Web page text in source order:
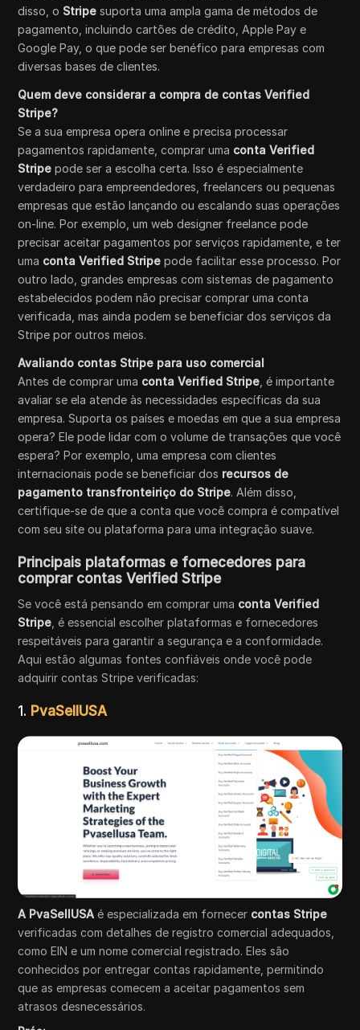
disso, o Stripe suporta uma ampla gama de métodos de
pagamento, incluindo cartões de crédito, Apple Pay e
Google Pay, o que pode ser benéfico para empresas com
diversas bases de clientes.
Quem deve considerar a compra de contas Verified
Stripe?
Se a sua empresa opera online e precisa processar
pagamentos rapidamente, comprar uma conta Verified
Stripe pode ser a escolha certa. Isso é especialmente
verdadeiro para empreendedores, freelancers ou pequenas
empresas que estão lançando ou escalando suas operações
on-line. Por exemplo, um web designer freelance pode
precisar aceitar pagamentos por serviços rapidamente, e ter
uma conta Verified Stripe pode facilitar esse processo. Por
outro lado, grandes empresas com sistemas de pagamento
estabelecidos podem não precisar comprar uma conta
verificada, mas ainda podem se beneficiar dos serviços da
Stripe por outros meios.
Avaliando contas Stripe para uso comercial
Antes de comprar uma conta Verified Stripe , é importante
avaliar se ela atende às necessidades específicas da sua
empresa. Suporta os países e moedas em que a sua empresa
opera? Ele pode lidar com o volume de transações que você
espera? Por exemplo, uma empresa com clientes
internacionais pode se beneficiar dos recursos de
pagamento transfronteiriço do Stripe. Além disso,
certifique-se de que a conta que você compra é compatível
com seu site ou plataforma para uma integração suave.
Principais plataformas e fornecedores para
comprar contas Verified Stripe
Se você está pensando em comprar uma conta Verified
Stripe , é essencial escolher plataformas e fornecedores
respeitáveis para garantir a segurança e a conformidade.
Aqui estão algumas fontes confiáveis onde você pode
adquirir contas Stripe verificadas:
1. PvaSellUSA
A PvaSellUSA é especializada em fornecer contas Stripe
verificadas com detalhes de registro comercial adequados,
como EIN e um nome comercial registrado. Eles são
conhecidos por entregar contas rapidamente, permitindo
que as empresas comecem a aceitar pagamentos sem
atrasos desnecessários.